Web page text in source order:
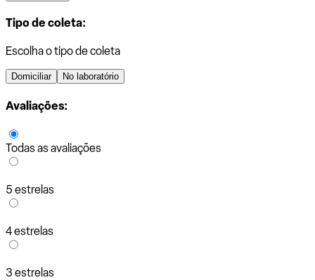
Tipo de coleta:
Escolha o tipo de coleta
Domiciliar No laboratório
Avaliações:
Todas as avaliações
5 estrelas
4 estrelas
3 estrelas